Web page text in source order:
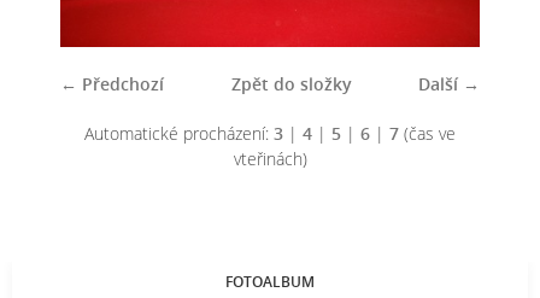
← Předchozí Další →
Zpět do složky
Automatické procházení: 3 | 4 | 5 | 6 | 7 (čas ve
vteřinách)
FOTOALBUM